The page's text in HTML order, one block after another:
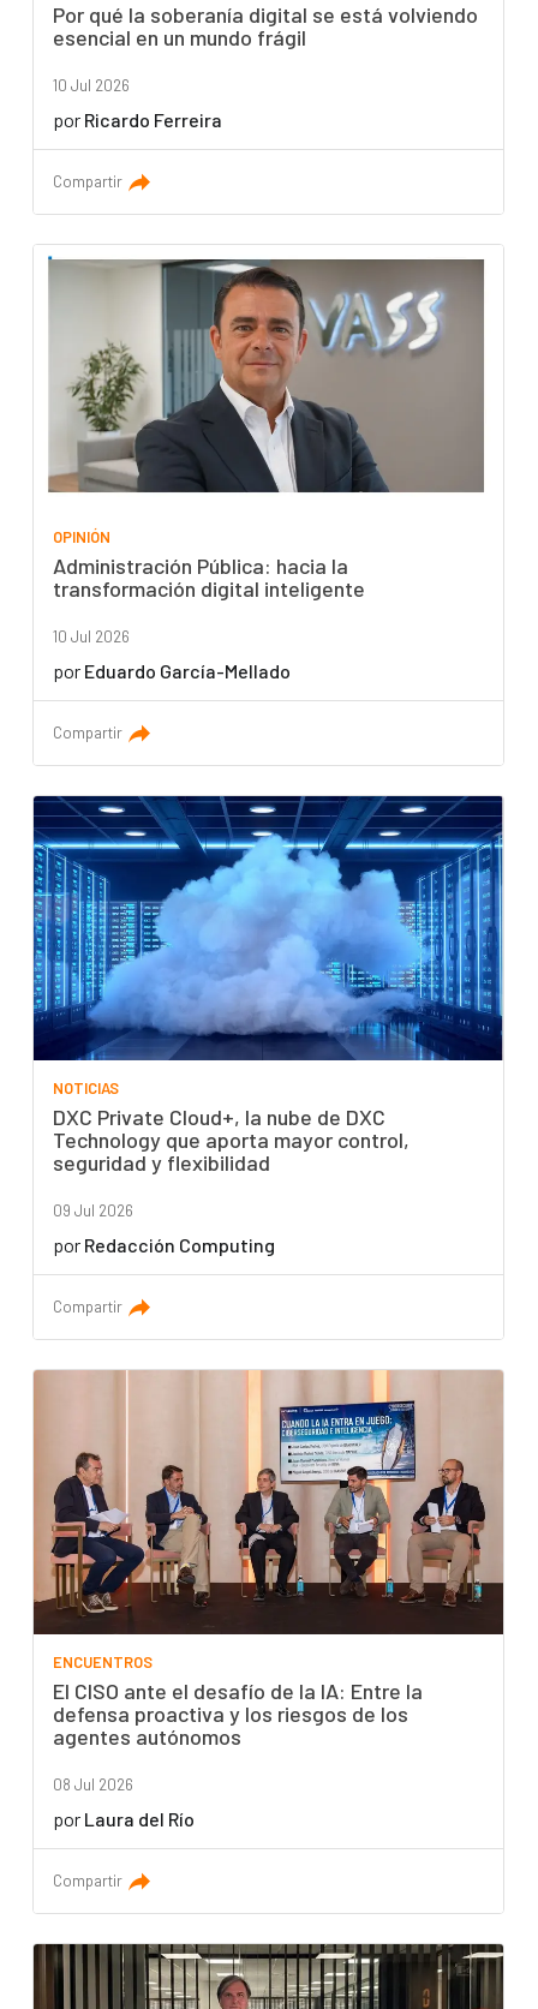
Por qué la soberanía digital se está volviendo
esencial en un mundo frágil
10 Jul 2026
por Ricardo Ferreira
Compartir
OPINIÓN
Administración Pública: hacia la
transformación digital inteligente
10 Jul 2026
por Eduardo García-Mellado
Compartir
NOTICIAS
DXC Private Cloud+, la nube de DXC
Technology que aporta mayor control,
seguridad y flexibilidad
09 Jul 2026
por Redacción Computing
Compartir
ENCUENTROS
El CISO ante el desafío de la IA: Entre la
defensa proactiva y los riesgos de los
agentes autónomos
08 Jul 2026
por Laura del Río
Compartir